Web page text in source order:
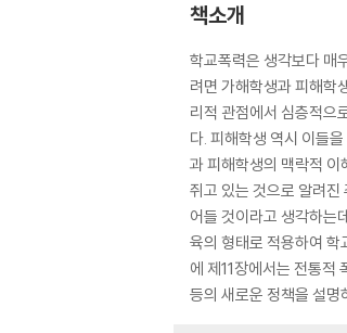
책소개
학교폭력은 생각보다 매
려면 가해학생과 피해학
리적 관점에서 심층적으
다. 피해학생 역시 이들
과 피해학생의 맥락적
쥐고 있는 것으로 알려진
어들 것이라고 생각하는
육의 형태로 적용하여
에 제11장에서는 전통적
등의 새로운 정책을 설명